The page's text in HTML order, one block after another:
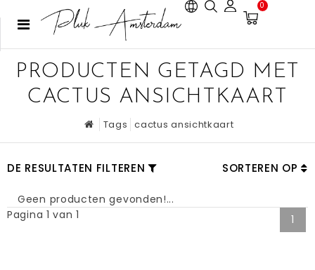
0
PRODUCTEN GETAGD MET
CACTUS ANSICHTKAART
Tags cactus ansichtkaart
DE RESULTATEN FILTEREN SORTEREN OP
Geen producten gevonden!...
Pagina 1 van 1
1